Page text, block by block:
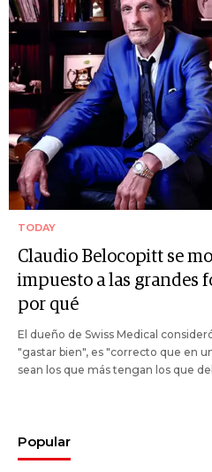
TODAY
Claudio Belocopitt se
impuesto a las grandes
por qué
El dueño de Swiss Medical
"gastar bien", es "correcto que en
sean los que más tengan los que
Popular